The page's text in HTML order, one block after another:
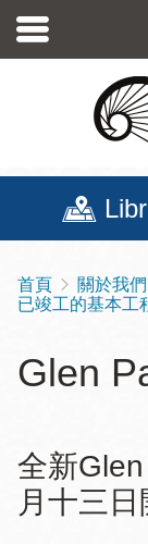
至
導
連
首頁 關於我們
已竣工的基本工
Glen
全新
月十三日